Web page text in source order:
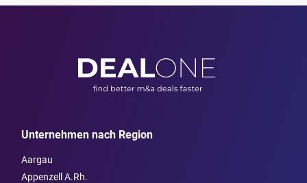
Unternehmen nach Region
Aargau
Appenzell A.Rh.